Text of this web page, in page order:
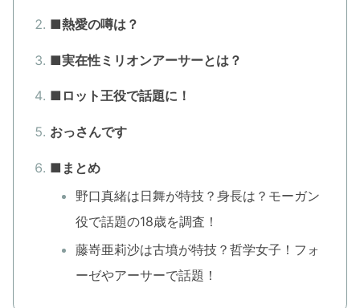
■熱愛の噂は？
■実在性ミリオンアーサーとは？
■ロット王役で話題に！
おっさんです
■まとめ
野口真緒は日舞が特技？身長は？モーガン
役で話題の18歳を調査！
藤嵜亜莉沙は古墳が特技？哲学女子！フォ
ーゼやアーサーで話題！